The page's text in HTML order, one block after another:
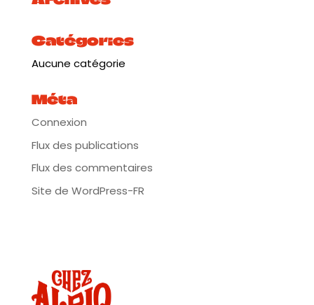
énergie, une réelle virtuosité et
une vraie bonne humeur…le tout à la sauce
toulousaine !
Suite au nouvel arrété préfectoral en date du 26 mai,
nous avançons l’heure de début de nos soirées
jusqu’a nouvel ordre.
Catégories
Aucune catégorie
Méta
Connexion
Flux des publications
Flux des commentaires
Site de WordPress-FR